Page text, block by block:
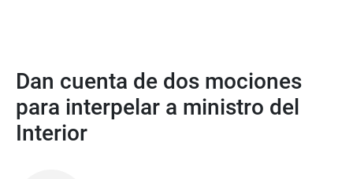
Dan cuenta de dos mociones
para interpelar a ministro del
Interior